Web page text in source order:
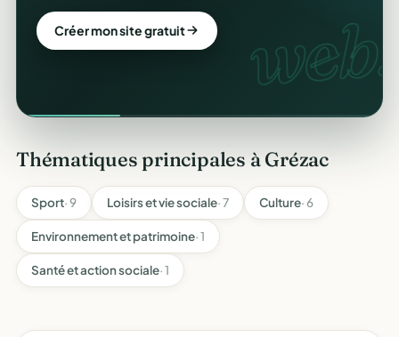
web.
Créer mon site gratuit
Thématiques principales à Grézac
Sport· 9 Loisirs et vie sociale· 7 Culture· 6
Environnement et patrimoine· 1
Santé et action sociale· 1